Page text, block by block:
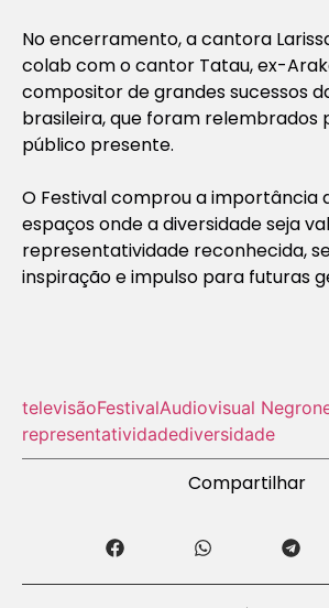
No encerramento, a cantora
colab com o cantor Tatau, ex-
compositor de grandes sucessos
brasileira, que foram relembrados
público presente.
O Festival comprou a importância
espaços onde a diversidade seja
representatividade reconhecida,
inspiração e impulso para futuras
televisãoFestivalAudiovisual Negro
representatividadediversidade
Compartilhar